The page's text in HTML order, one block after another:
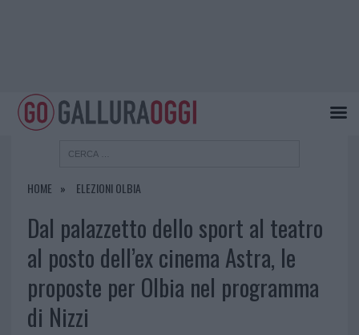
HOME ELEZIONI OLBIA
Dal palazzetto dello sport al teatro
al posto dell’ex cinema Astra, le
proposte per Olbia nel programma
di Nizzi